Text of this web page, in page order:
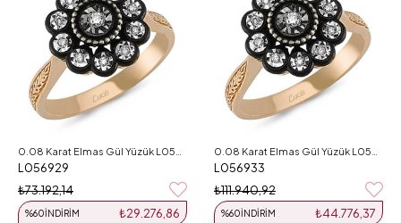
L056929
₺29.276,86
%60İNDIRIM
₺73.192,14
L056933
₺44.776,37
%60İNDIRIM
₺111.940,92